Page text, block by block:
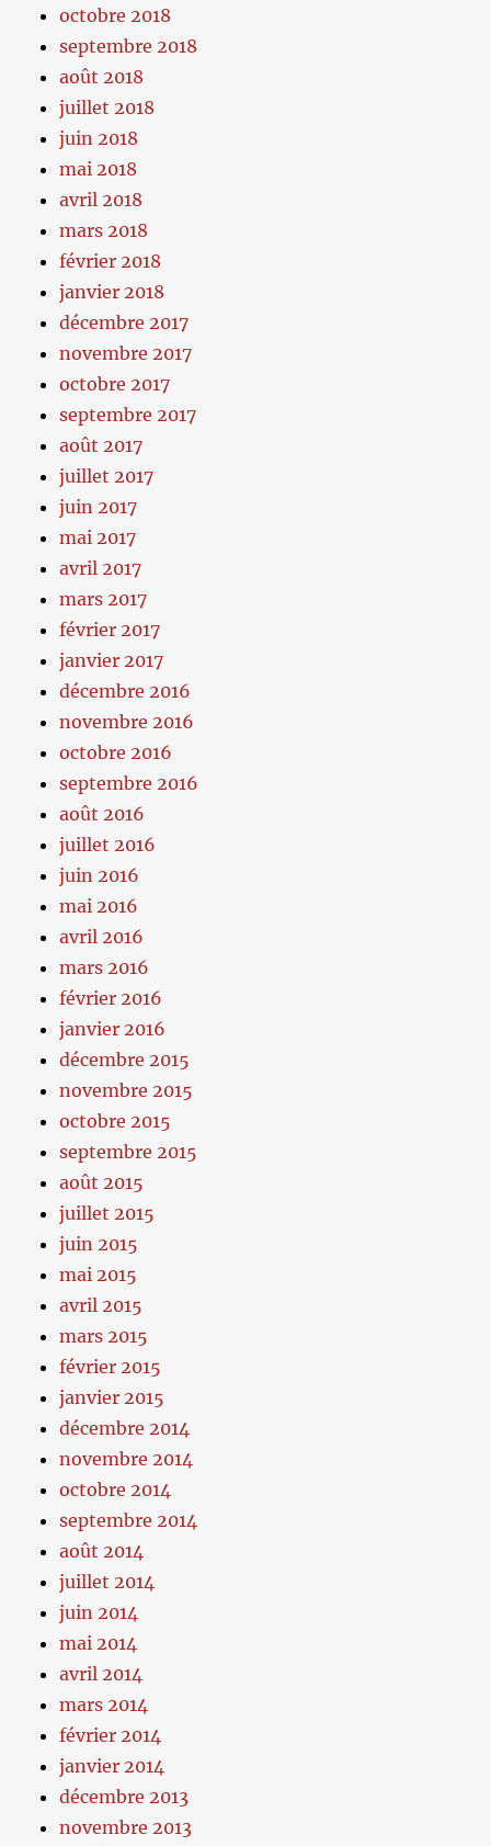
octobre 2018
septembre 2018
août 2018
juillet 2018
juin 2018
mai 2018
avril 2018
mars 2018
février 2018
janvier 2018
décembre 2017
novembre 2017
octobre 2017
septembre 2017
août 2017
juillet 2017
juin 2017
mai 2017
avril 2017
mars 2017
février 2017
janvier 2017
décembre 2016
novembre 2016
octobre 2016
septembre 2016
août 2016
juillet 2016
juin 2016
mai 2016
avril 2016
mars 2016
février 2016
janvier 2016
décembre 2015
novembre 2015
octobre 2015
septembre 2015
août 2015
juillet 2015
juin 2015
mai 2015
avril 2015
mars 2015
février 2015
janvier 2015
décembre 2014
novembre 2014
octobre 2014
septembre 2014
août 2014
juillet 2014
juin 2014
mai 2014
avril 2014
mars 2014
février 2014
janvier 2014
décembre 2013
novembre 2013